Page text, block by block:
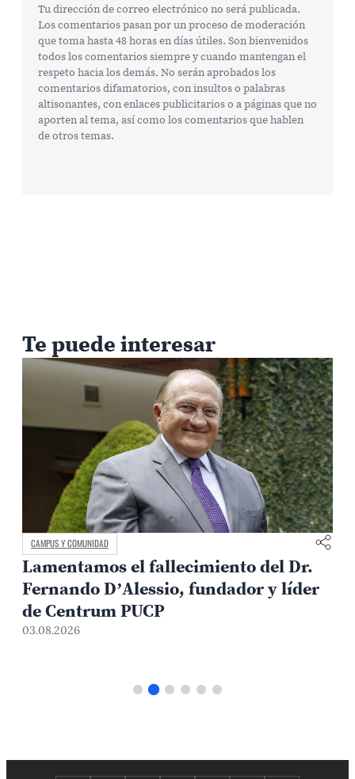
Tu dirección de correo electrónico no será publicada.
Los comentarios pasan por un proceso de moderación
que toma hasta 48 horas en días útiles. Son bienvenidos
todos los comentarios siempre y cuando mantengan el
respeto hacia los demás. No serán aprobados los
comentarios difamatorios, con insultos o palabras
altisonantes, con enlaces publicitarios o a páginas que no
aporten al tema, así como los comentarios que hablen
de otros temas.
Te puede interesar
CAMPUS Y COMUNIDAD
Lamentamos el fallecimiento del Dr.
Fernando D’Alessio, fundador y líder
de Centrum PUCP
03.08.2026